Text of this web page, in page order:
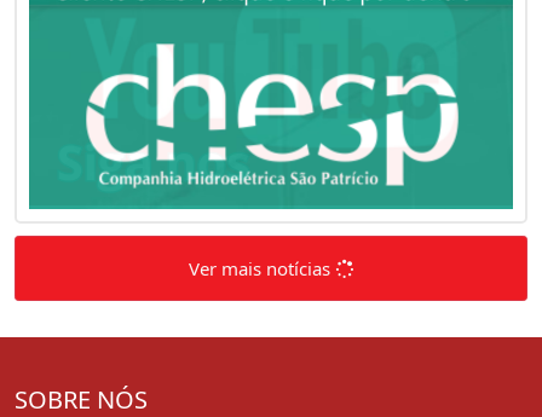
Ver mais notícias
SOBRE NÓS